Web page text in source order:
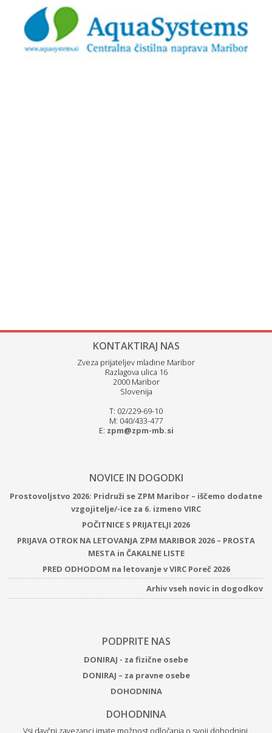
KONTAKTIRAJ NAS
Zveza prijateljev mladine Maribor
Razlagova ulica 16
2000 Maribor
Slovenija
T: 02/229-69-10
M: 040/433-477
E: zpm@zpm-mb.si
NOVICE IN DOGODKI
Prostovoljstvo 2026: Pridruži se ZPM Maribor – iščemo dodatne
vzgojitelje/-ice za 6. izmeno VIRC
POČITNICE S PRIJATELJI 2026
PRIJAVA OTROK NA LETOVANJA ZPM MARIBOR 2026 – PROSTA
MESTA in ČAKALNE LISTE
PRED ODHODOM na letovanje v VIRC Poreč 2026
Arhiv vseh novic in dogodkov
PODPRITE NAS
DONIRAJ - za fizične osebe
DONIRAJ – za pravne osebe
DOHODNINA
DOHODNINA
Vsi davčni zavezanci imate možnost odločanja o svoji dohodnini.